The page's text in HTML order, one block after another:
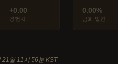
+0.00
경험치
0.00%
금화 발견
일 11시 56분 KST